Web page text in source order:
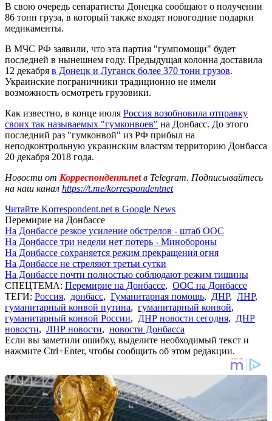
В свою очередь сепаратисты Донецка сообщают о получении
86 тонн груза, в который также входят новогодние подарки
медикаменты.
В МЧС РФ заявили, что эта партия "гумпомощи" будет
последней в нынешнем году. Предыдущая колонна доставила
12 декабря в Донецк и Луганск более 370 тонн грузов.
Украинские пограничники традиционно не имели
возможность осмотреть грузовики.
Как известно, в конце июля Россия возобновила отправку
своих так называемых "гумконвоев" на Донбасс. До этого
последний раз "гумконвой" из РФ прибыл на
неподконтрольную украинским властям территорию Донбасса
20 декабря 2018 года.
Новости от Корреспондент.netв Telegram. Подписывайтесь
на наш канал https://t.me/korrespondentnet
Читайте Korrespondent.net в Google News
Перемирие на Донбассе
На Донбассе резкое усиление обстрелов - штаб ООС
На Донбассе три недели нет потерь - Минобороны
На Донбассе сохраняется режим прекращения огня
На Донбассе не стреляют третьи сутки
На Донбассе почти полностью соблюдают режим тишины
СПЕЦТЕМА: Перемирие на Донбассе, ООС на Донбассе
ТЕГИ: Россия, донбасс, Гуманитарная помощь, ДНР, ЛНР,
гуманитарный конвой путина, гуманитарный конвой,
гуманитарный конвой России, ДНР новости сегодня, ДНР
новости, ЛНР новости, новости Донбасса
Если вы заметили ошибку, выделите необходимый текст и
нажмите Ctrl+Enter, чтобы сообщить об этом редакции.